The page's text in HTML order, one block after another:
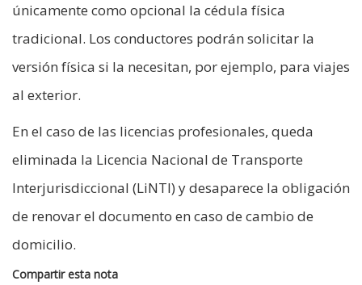
únicamente como opcional la cédula física
tradicional. Los conductores podrán solicitar la
versión física si la necesitan, por ejemplo, para viajes
al exterior.
En el caso de las licencias profesionales, queda
eliminada la Licencia Nacional de Transporte
Interjurisdiccional (LiNTI) y desaparece la obligación
de renovar el documento en caso de cambio de
domicilio.
Compartir esta nota